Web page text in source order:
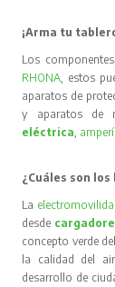
¡Arma tu
Los
RHONA , estos
aparatos de
y aparatos de
eléctrica
¿Cuáles son
La
desde
concepto verde
la calidad del
desarrollo de